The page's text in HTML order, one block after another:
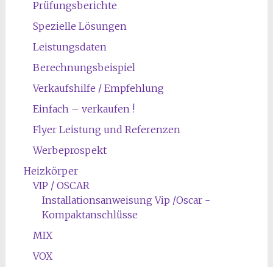
Prüfungsberichte
Spezielle Lösungen
Leistungsdaten
Berechnungsbeispiel
Verkaufshilfe / Empfehlung
Einfach – verkaufen !
Flyer Leistung und Referenzen
Werbeprospekt
Heizkörper
VIP / OSCAR
Installationsanweisung Vip /Oscar -
Kompaktanschlüsse
MIX
VOX